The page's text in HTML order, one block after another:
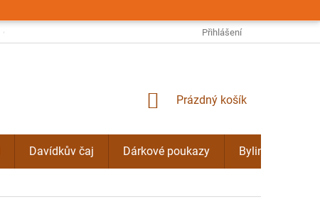
OBCHODNÍ PODMÍNKY PODMÍNKY OCHRANY OSOBNÍCH ÚDAJŮ
Přihlášení
NÁKUPNÍ
Prázdný košík
Davídkův čaj Dárkové poukazy Bylinné kúry